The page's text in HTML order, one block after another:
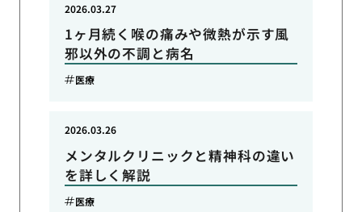
1ヶ月続く喉の痛みや微熱が示す風
邪以外の不調と病名
2026.03.27
医療
メンタルクリニックと精神科の違い
を詳しく解説
2026.03.26
医療